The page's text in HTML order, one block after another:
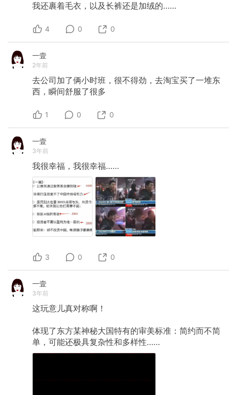
我还裹着毛衣，以及长裤还是加绒的……
4 0 0
一壹
2年前
去公司加了俩小时班，很不得劲，去淘宝买了一堆东
西，瞬间舒服了很多
1 0 0
一壹
3年前
我很幸福，我很幸福……
3 0 0
一壹
3年前
这玩意儿真对称啊！
体现了东方某神秘大国特有的审美标准：简约而不简
单，可能还极具复杂性和多样性……